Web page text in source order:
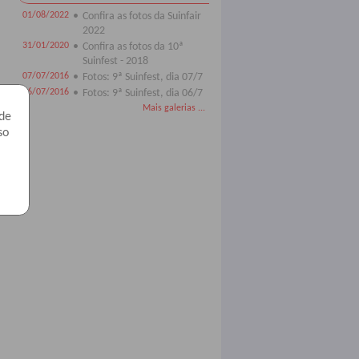
01/08/2022 • Confira as fotos da Suinfair
2022
31/01/2020 • Confira as fotos da 10ª
Suinfest - 2018
07/07/2016 • Fotos: 9ª Suinfest, dia 07/7
06/07/2016 • Fotos: 9ª Suinfest, dia 06/7
Mais galerias ...